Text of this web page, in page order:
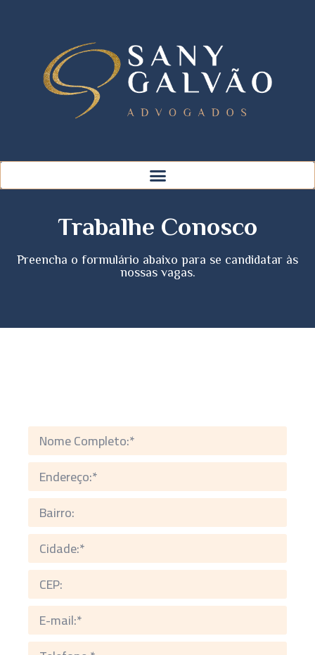
Trabalhe Conosco
Preencha o formulário abaixo para se candidatar às
nossas vagas.